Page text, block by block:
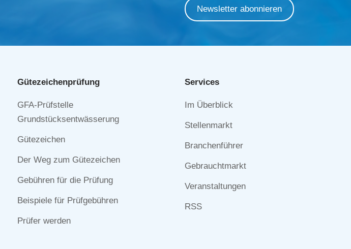
Newsletter abonnieren
Gütezeichen­prüfung
Navigation
überspringen
GFA-Prüfstelle
Grundstücksentwässerung
Gütezeichen
Der Weg zum Gütezeichen
Gebühren für die Prüfung
Beispiele für Prüfgebühren
Prüfer werden
Services
Navigation
Im Überblick
Stellenmarkt
Branchenführer
Gebrauchtmarkt
Veranstaltungen
RSS